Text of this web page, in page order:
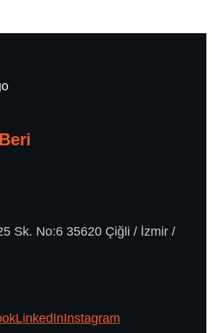
Sk. No:6 35620 Çiğli / İzmir /
LinkedInInstagram